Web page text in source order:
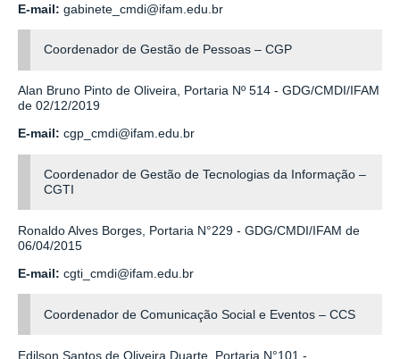
E-mail: gabinete_cmdi@ifam.edu.br
Coordenador de Gestão de Pessoas – CGP
Alan Bruno Pinto de Oliveira, Portaria Nº 514 - GDG/CMDI/IFAM
de 02/12/2019
E-mail: cgp_cmdi@ifam.edu.br
Coordenador de Gestão de Tecnologias da Informação –
CGTI
Ronaldo Alves Borges, Portaria N°229 - GDG/CMDI/IFAM de
06/04/2015
E-mail: cgti_cmdi@ifam.edu.br
Coordenador de Comunicação Social e Eventos – CCS
Edilson Santos de Oliveira Duarte, Portaria N°101 -